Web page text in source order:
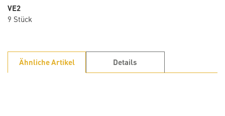
VE2
9 Stück
Ähnliche Artikel Details